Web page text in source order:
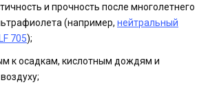
и прочность после многолетнего
(например, нейтральный
705);
к осадкам, кислотным дождям и